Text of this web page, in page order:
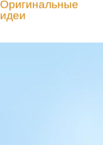
Оригинальные
идеи